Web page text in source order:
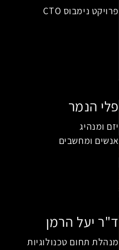
פרויקט נימבוס CTO
פלי הנמר
יזם ומנהיג
אנשים ומחשבים
ד"ר יעל הרמן
מנהלת תחום טכנולוגיות